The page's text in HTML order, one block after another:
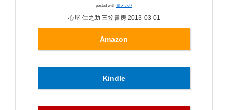
posted with ヨメレバ
心屋 仁之助 三笠書房 2013-03-01
Amazon
Kindle